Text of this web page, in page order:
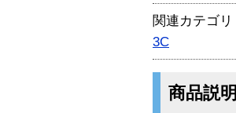
関連カテゴリ
3C
商品説明